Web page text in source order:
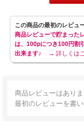
この商品の最初のレビュ
商品レビューで貯まった
は、100pにつき100円割
出来ます♪
→ 詳しくは
商品レビューはありま
最初のレビューを書い